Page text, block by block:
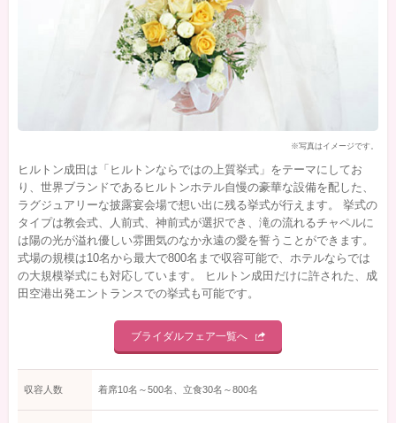
※写真はイメージです。
ヒルトン成田は「ヒルトンならではの上質挙式」をテーマにしてお
り、世界ブランドであるヒルトンホテル自慢の豪華な設備を配した、
ラグジュアリーな披露宴会場で想い出に残る挙式が行えます。 挙式の
タイプは教会式、人前式、神前式が選択でき、滝の流れるチャペルに
は陽の光が溢れ優しい雰囲気のなか永遠の愛を誓うことができます。
式場の規模は10名から最大で800名まで収容可能で、ホテルならでは
の大規模挙式にも対応しています。 ヒルトン成田だけに許された、成
田空港出発エントランスでの挙式も可能です。
ブライダルフェア一覧へ
収容人数 着席10名～500名、立食30名～800名